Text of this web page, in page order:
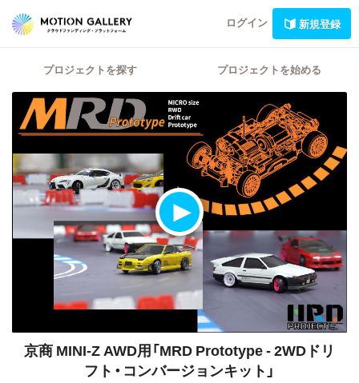
ログイン 新規登録
プロジェクトを探す プロジェクトを始める
京商 MINI-Z AWD用「MRD Prototype - 2WDドリ
フト・コンバージョンキット」